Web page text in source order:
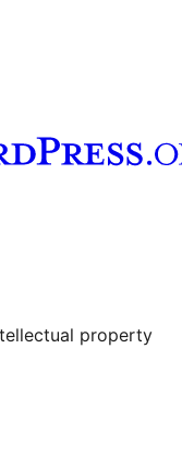
paskyroje
property